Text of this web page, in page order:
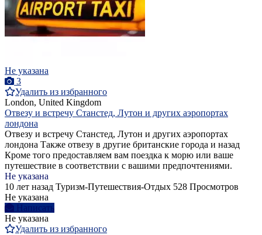
Не указана
3
Удалить из избранного
London, United Kingdom
Отвезу и встречу Станстед, Лутон и других аэропортах
лондона
Отвезу и встречу Станстед, Лутон и других аэропортах
лондона Также отвезу в другие британские города и назад
Кроме того предоставляем вам поездка к морю или ваше
путешествие в соответствии с вашими предпочтениями.
Не указана
10 лет назад Туризм-Путешествия-Отдых 528 Просмотров
Не указана
Написать
Не указана
Удалить из избранного